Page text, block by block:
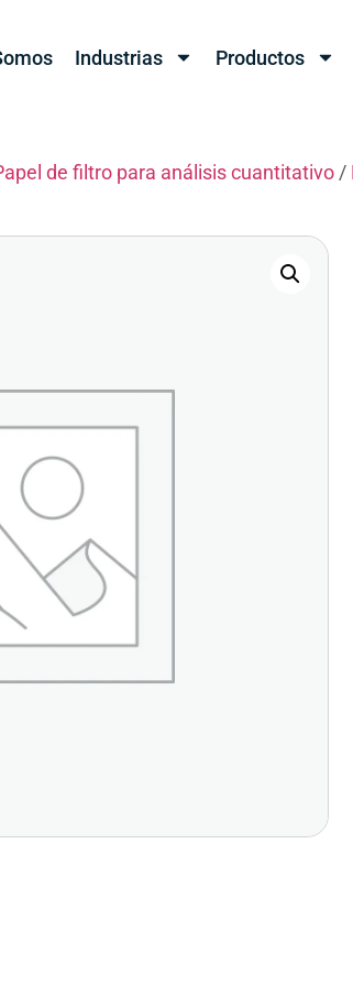
Industrias Productos
de filtro para análisis cuantitativo /